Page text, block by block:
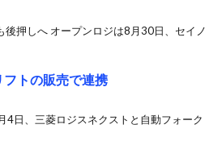
押しへ オープンロジは8月30日、セイノ
トの販売で連携
日、三菱ロジスネクストと自動フォーク